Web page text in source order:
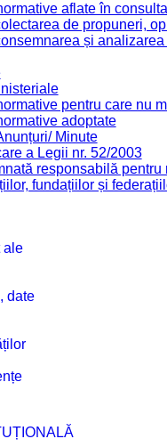
aflate în
de propuneri,
și
pentru care nu
adoptate
Minute
a Legii nr. 52/2003
responsabilă
fundațiilor și
ale
date